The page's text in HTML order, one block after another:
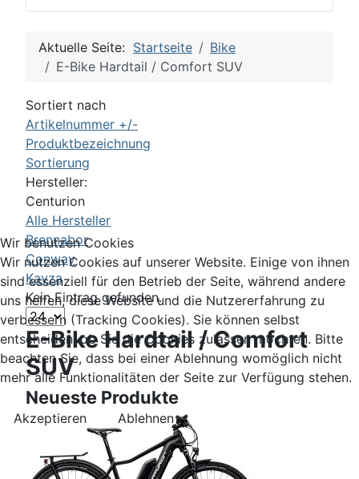
Aktuelle Seite: Startseite
Bike
E-Bike Hardtail / Comfort SUV
Sortiert nach
Artikelnummer +/-
Produktbezeichnung
Sortierung
Hersteller:
Centurion
Alle Hersteller
Brennabor
Conway
Kayza
Kein Eintrag gefunden.
E-Bike Hardtail / Comfort
SUV
Neueste Produkte
Wir benutzen Cookies
Wir nutzen Cookies auf unserer Website. Einige von ihnen
sind essenziell für den Betrieb der Seite, während andere
uns helfen, diese Website und die Nutzererfahrung zu
verbessern (Tracking Cookies). Sie können selbst
entscheiden, ob Sie die Cookies zulassen möchten. Bitte
beachten Sie, dass bei einer Ablehnung womöglich nicht
mehr alle Funktionalitäten der Seite zur Verfügung stehen.
Akzeptieren Ablehnen